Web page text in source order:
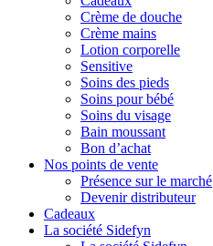
Crème de douche
Crème mains
Lotion corporelle
Sensitive
Soins des pieds
Soins pour bébé
Soins du visage
Bain moussant
Bon d’achat
Nos points de vente
Présence sur le marché
Devenir distributeur
Cadeaux
La société Sidefyn